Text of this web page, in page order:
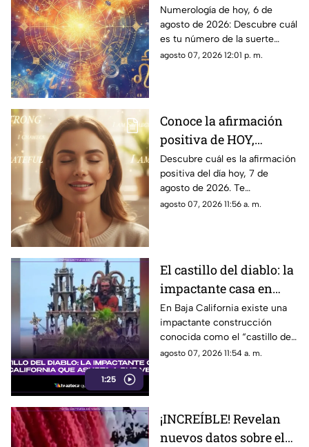
¿Cuál es el número de
la suerte de este
viernes para cada
signo del zodiaco?
Numerología de hoy, 6 de
agosto de 2026: Descubre cuál
es tu número de la suerte
según tu signo zodiacal.
agosto 07, 2026 12:01 p. m.
Conoce la afirmación
positiva de HOY,
viernes 7 de agosto de
2026: Repite estas
palabras y llena tu día
de energía
Descubre cuál es la afirmación
positiva del día hoy, 7 de
agosto de 2026. Te
compartimos un mensaje
agosto 07, 2026 11:56 a. m.
1:25
El castillo del diablo: la
impactante casa en
Baja California que
asusta a sus vecinos
En Baja California existe una
impactante construcción
conocida como el “castillo del
diablo” y aquí te compartimos
agosto 07, 2026 11:54 a. m.
¡INCREÍBLE! Revelan
nuevos datos sobre el